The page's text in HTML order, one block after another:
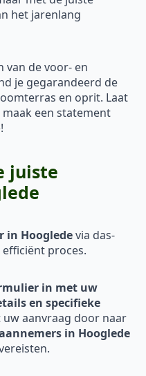
het jarenlang
van de voor- en
je gegarandeerd de
en oprit. Laat
een statement
juiste
in Hoogledevia das-
proces.
in met uw
en specifieke
aanvraag door naar
in Hooglede